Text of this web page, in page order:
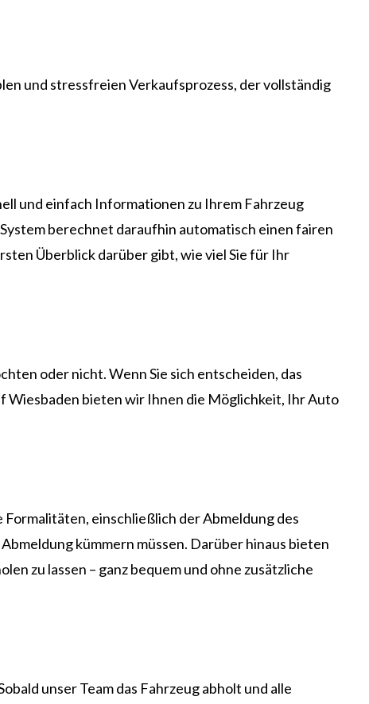
und stressfreien Verkaufsprozess, der vollständig
und einfach Informationen zu Ihrem Fahrzeug
berechnet daraufhin automatisch einen fairen
Überblick darüber gibt, wie viel Sie für Ihr
oder nicht. Wenn Sie sich entscheiden, das
Wiesbaden bieten wir Ihnen die Möglichkeit, Ihr Auto
einschließlich der Abmeldung des
kümmern müssen. Darüber hinaus bieten
zu lassen – ganz bequem und ohne zusätzliche
unser Team das Fahrzeug abholt und alle